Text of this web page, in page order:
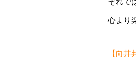
心より
【向井